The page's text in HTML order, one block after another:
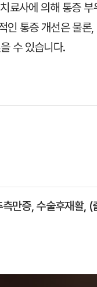
료사에 의해 통증 부
인 통증 개선은 물론,
수 있습니다.
만증, 수술후재활,